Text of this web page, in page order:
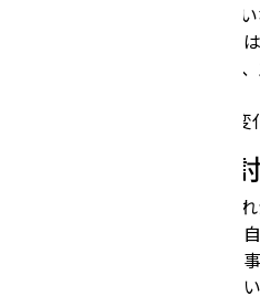
車は持っていても持って
が、車好きに越したこと
適切に情報共有をしつつ
1つのことに固執せず、
チューリングを検
AIが世界を変えるシーンはこ
いますが、そのなかでも完全
ろうインパクトの大きい出来
するまでには困難も多いと思